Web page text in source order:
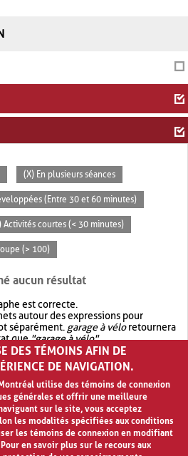
(X) En plusieurs séances
(Entre 30 et 60 minutes)
Activités courtes (< 30 minutes)
(> 100)
aucun résultat
est correcte.
autour des expressions pour
séparément. garage à véloretournera
que"garage à vélo".
recherche avec OR.garage OR vélo
de résultat quegarage à vélo
DES TÉMOINS AFIN DE
DE NAVIGATION.
utilise des témoins de connexion
générales et offrir une meilleure
sur le site, vous acceptez
les modalités spécifiées aux conditions
les témoins de connexion en modifiant
en savoir plus sur le recours aux